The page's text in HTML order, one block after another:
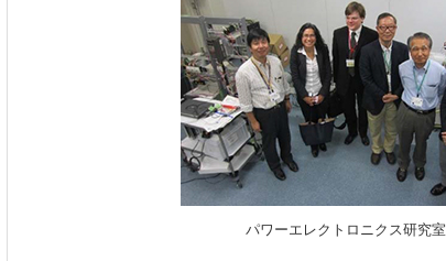
パワーエレクトロニクス研究室